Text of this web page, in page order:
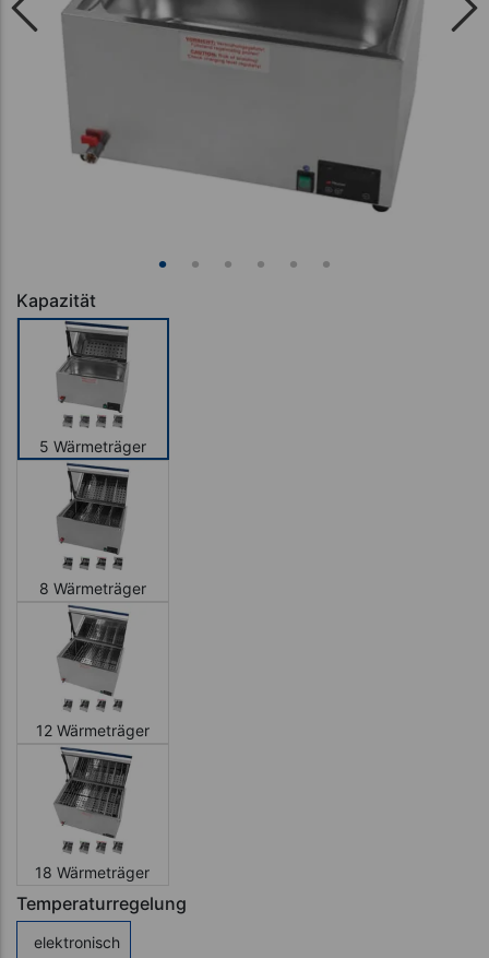
Kapazität
5 Wärmeträger
8 Wärmeträger
12 Wärmeträger
18 Wärmeträger
Temperaturregelung
elektronisch